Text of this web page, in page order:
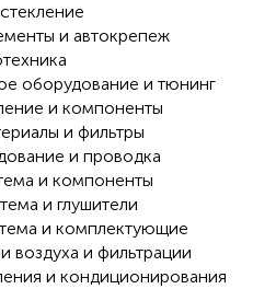
и автокрепеж
оборудование и тюнинг
и компоненты
и фильтры
и проводка
и компоненты
и глушители
и комплектующие
воздуха и фильтрации
и кондиционирования